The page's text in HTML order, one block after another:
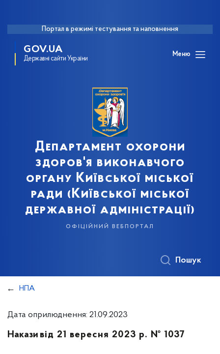
Портал в режимі тестування та наповнення
GOV.UA
Державні сайти України
Меню
Департамент охорони
здоров'я виконавчого
органу Київської міської
ради (Київської міської
державної адміністрації)
офіційний вебпортал
Пошук
НПА
Дата оприлюднення: 21.09.2023
Накази від 21 вересня 2023 р. № 1037